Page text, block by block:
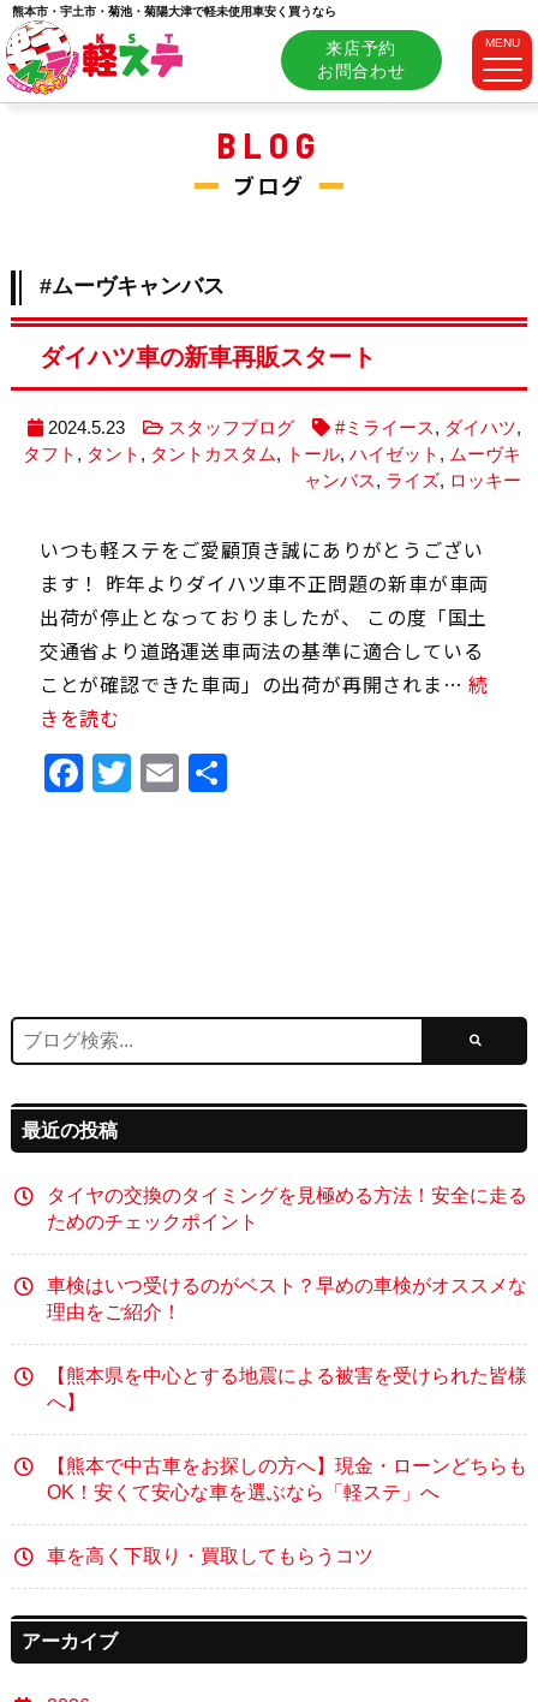
熊本市・宇土市・菊池・菊陽大津で軽未使用車安く買うなら
来店予約
お問合わせ
MENU
BLOG
ブログ
#ムーヴキャンバス
ダイハツ車の新車再販スタート
2024.5.23 スタッフブログ #ミライース, ダイハツ,
タフト , タント , タントカスタム, トール,ハイゼット , ムーヴキ
ャンバス, ライズ, ロッキー
いつも軽ステをご愛顧頂き誠にありがとうござい
ます！ 昨年よりダイハツ車不正問題の新車が車両
出荷が停止となっておりましたが、 この度「国土
交通省より道路運送車両法の基準に適合している
ことが確認できた車両」の出荷が再開されま…続
きを読む
Facebook
TwitterEmail
最近の投稿
タイヤの交換のタイミングを見極める方法！安全に走る
ためのチェックポイント
車検はいつ受けるのがベスト？早めの車検がオススメな
理由をご紹介！
【熊本県を中心とする地震による被害を受けられた皆様
へ】
【熊本で中古車をお探しの方へ】現金・ローンどちらも
OK！安くて安心な車を選ぶなら「軽ステ」へ
車を高く下取り・買取してもらうコツ
アーカイブ